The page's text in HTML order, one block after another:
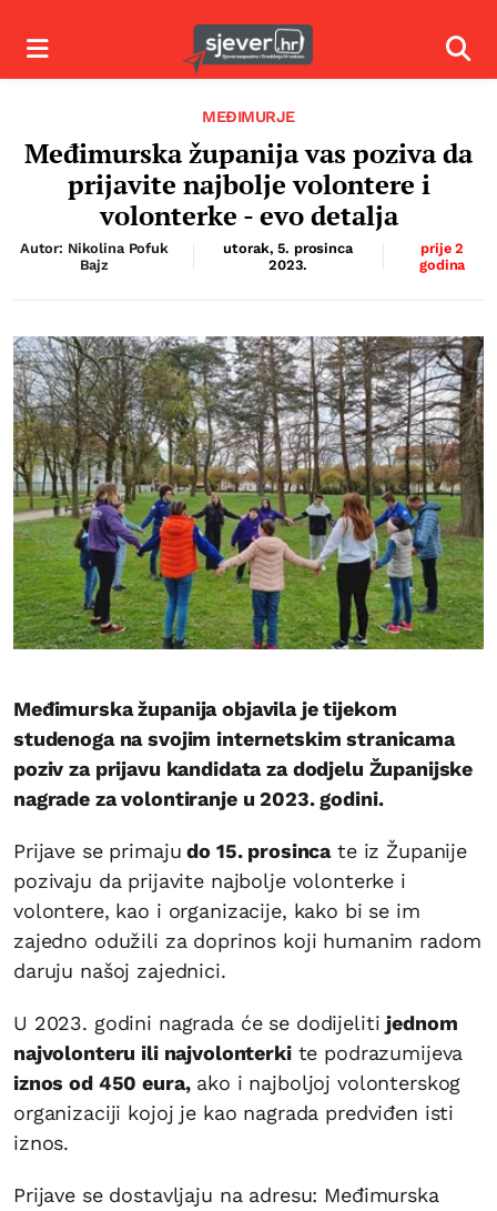
Izbornik
MEĐIMURJE
Međimurska županija vas poziva da
prijavite najbolje volontere i
volonterke - evo detalja
Autor: Nikolina Pofuk
Bajz
utorak, 5. prosinca
2023.
prije 2
godina
Međimurska županija objavila je tijekom
studenoga na svojim internetskim stranicama
poziv za prijavu kandidata za dodjelu Županijske
nagrade za volontiranje u 2023. godini.
Prijave se primaju do 15. prosincate iz Županije
pozivaju da prijavite najbolje volonterke i
volontere, kao i organizacije, kako bi se im
zajedno odužili za doprinos koji humanim radom
daruju našoj zajednici.
U 2023. godini nagrada će se dodijelitijednom
najvolonteru ili najvolonterkite podrazumijeva
iznos od 450 eura,ako i najboljoj volonterskog
organizaciji kojoj je kao nagrada predviđen isti
iznos.
Prijave se dostavljaju na adresu: Međimurska